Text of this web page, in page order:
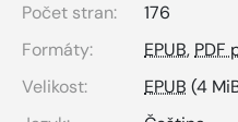
Počet stran:
176
Formáty:
EPUB,PDF
Velikost:
EPUB (4